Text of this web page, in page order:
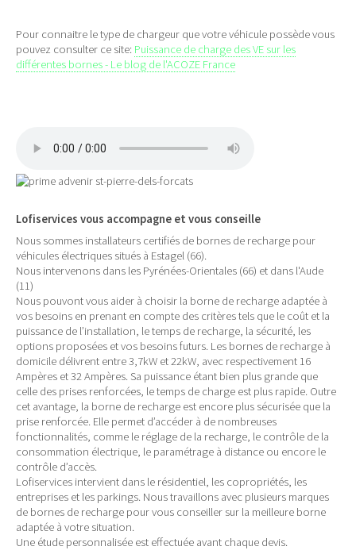
Pour connaitre le type de chargeur que votre véhicule possède vous
pouvez consulter ce site: Puissance de charge des VE sur les
différentes bornes - Le blog de l'ACOZE France
Lofiservices vous accompagne et vous conseille
Nous sommes installateurs certifiés de bornes de recharge pour
véhicules électriques situés à Estagel (66).
Nous intervenons dans les Pyrénées-Orientales (66) et dans l'Aude
(11)
Nous pouvont vous aider à choisir la borne de recharge adaptée à
vos besoins en prenant en compte des critères tels que le coût et la
puissance de l’installation, le temps de recharge, la sécurité, les
options proposées et vos besoins futurs. Les bornes de recharge à
domicile délivrent entre 3,7kW et 22kW, avec respectivement 16
Ampères et 32 Ampères. Sa puissance étant bien plus grande que
celle des prises renforcées, le temps de charge est plus rapide. Outre
cet avantage, la borne de recharge est encore plus sécurisée que la
prise renforcée. Elle permet d’accéder à de nombreuses
fonctionnalités, comme le réglage de la recharge, le contrôle de la
consommation électrique, le paramétrage à distance ou encore le
contrôle d’accès.
Lofiservices intervient dans le résidentiel, les copropriétés, les
entreprises et les parkings. Nous travaillons avec plusieurs marques
de bornes de recharge pour vous conseiller sur la meilleure borne
adaptée à votre situation.
Une étude personnalisée est effectuée avant chaque devis.